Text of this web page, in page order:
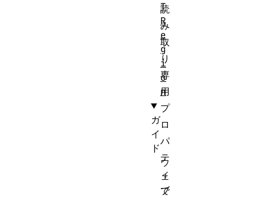
読
み
取
り
専
用
プ
ロ
パ
テ
ィ
で
T
R
e
g
i
o
n
ガ
イ
ド
ウ
ェ
ブ